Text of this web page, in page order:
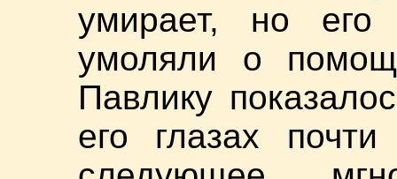
умирает, но
умоляли о
Павлику
его глазах